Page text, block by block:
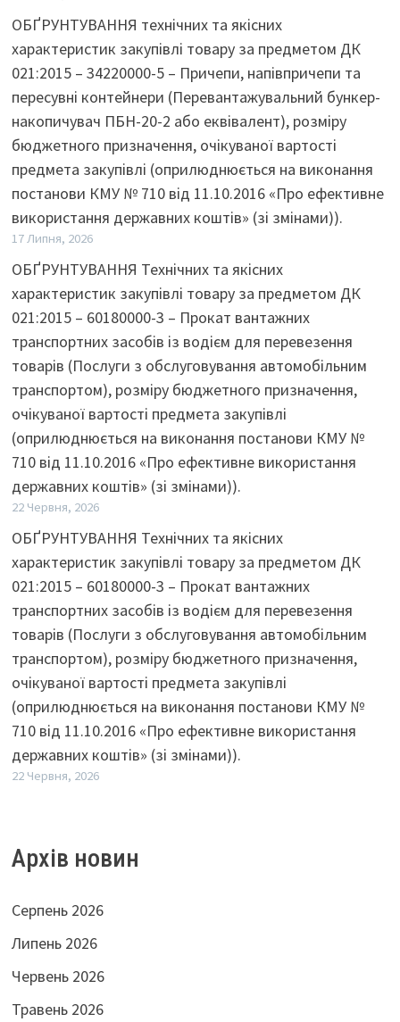
ОБҐРУНТУВАННЯ технічних та якісних
характеристик закупівлі товару за предметом ДК
021:2015 – 34220000-5 – Причепи, напівпричепи та
пересувні контейнери (Перевантажувальний бункер-
накопичувач ПБН-20-2 або еквівалент), розміру
бюджетного призначення, очікуваної вартості
предмета закупівлі (оприлюднюється на виконання
постанови КМУ № 710 від 11.10.2016 «Про ефективне
використання державних коштів» (зі змінами)).
17 Липня, 2026
ОБҐРУНТУВАННЯ Технічних та якісних
характеристик закупівлі товару за предметом ДК
021:2015 – 60180000-3 – Прокат вантажних
транспортних засобів із водієм для перевезення
товарів (Послуги з обслуговування автомобільним
транспортом), розміру бюджетного призначення,
очікуваної вартості предмета закупівлі
(оприлюднюється на виконання постанови КМУ №
710 від 11.10.2016 «Про ефективне використання
державних коштів» (зі змінами)).
22 Червня, 2026
ОБҐРУНТУВАННЯ Технічних та якісних
характеристик закупівлі товару за предметом ДК
021:2015 – 60180000-3 – Прокат вантажних
транспортних засобів із водієм для перевезення
товарів (Послуги з обслуговування автомобільним
транспортом), розміру бюджетного призначення,
очікуваної вартості предмета закупівлі
(оприлюднюється на виконання постанови КМУ №
710 від 11.10.2016 «Про ефективне використання
державних коштів» (зі змінами)).
22 Червня, 2026
Архів новин
Серпень 2026
Липень 2026
Червень 2026
Травень 2026